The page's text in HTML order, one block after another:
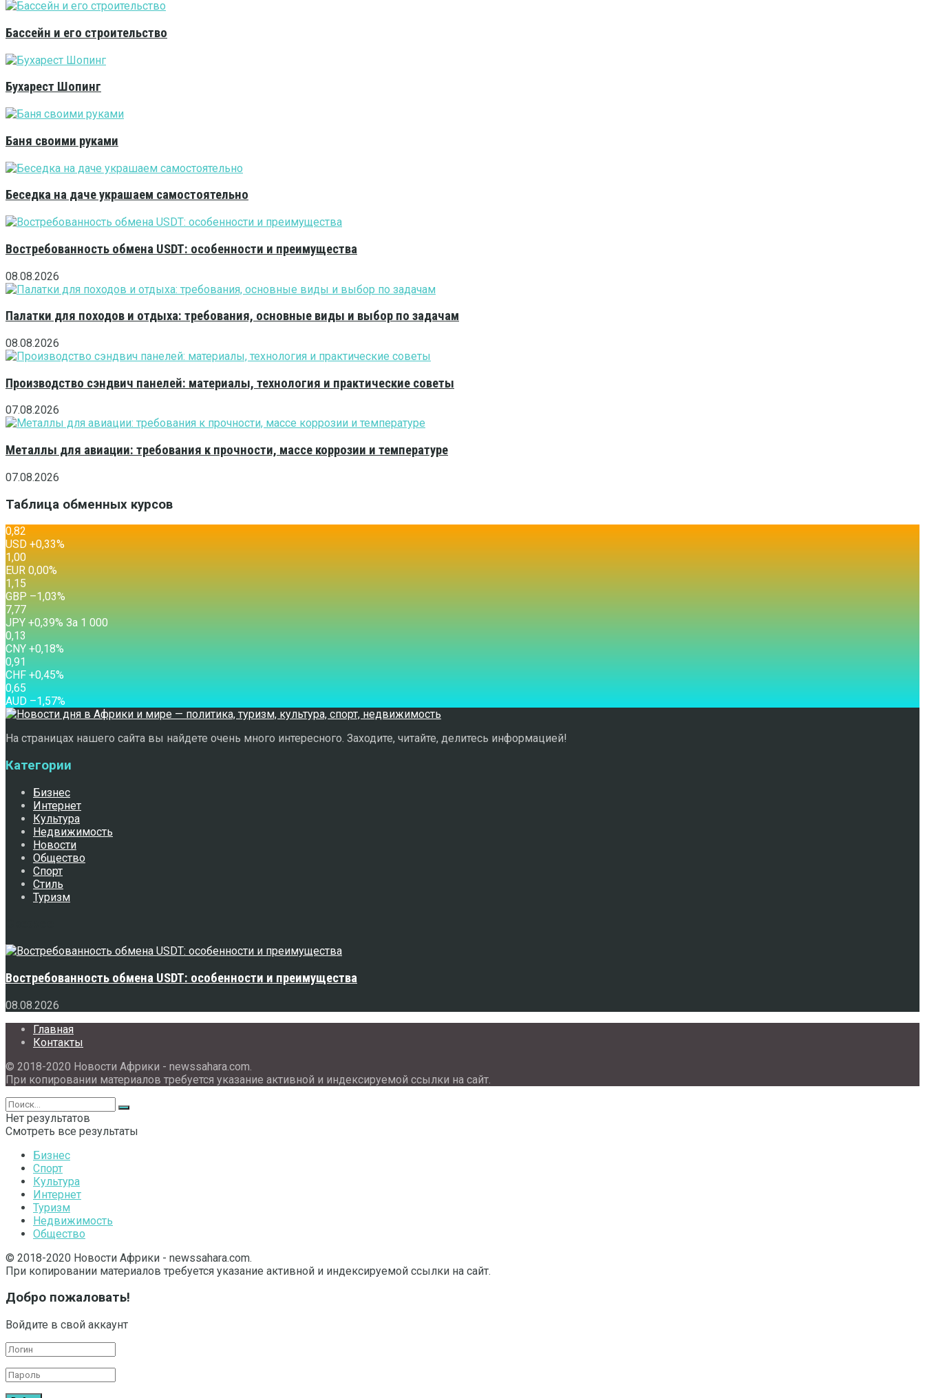
Бассейн и его строительство
Бухарест Шопинг
Баня своими руками
Беседка на даче украшаем самостоятельно
Востребованность обмена USDT: особенности и преимущества
08.08.2026
Палатки для походов и отдыха: требования, основные виды и выбор по задачам
08.08.2026
Производство сэндвич панелей: материалы, технология и практические советы
07.08.2026
Металлы для авиации: требования к прочности, массе коррозии и температуре
07.08.2026
Таблица обменных курсов
0,82
USD +0,33%
1,00
EUR 0,00%
1,15
GBP –1,03%
7,77
JPY +0,39% За 1 000
0,13
CNY +0,18%
0,91
CHF +0,45%
0,65
AUD –1,57%
На страницах нашего сайта вы найдете очень много интересного. Заходите, читайте, делитесь информацией!
Категории
Бизнес
Интернет
Культура
Недвижимость
Новости
Общество
Спорт
Стиль
Туризм
Востребованность обмена USDT: особенности и преимущества
08.08.2026
Главная
Контакты
© 2018-2020 Новости Африки - newssahara.com.
При копировании материалов требуется указание активной и индексируемой ссылки на сайт.
Нет результатов
Смотреть все результаты
Бизнес
Спорт
Культура
Интернет
Туризм
Недвижимость
Общество
© 2018-2020 Новости Африки - newssahara.com.
При копировании материалов требуется указание активной и индексируемой ссылки на сайт.
Добро пожаловать!
Войдите в свой аккаунт